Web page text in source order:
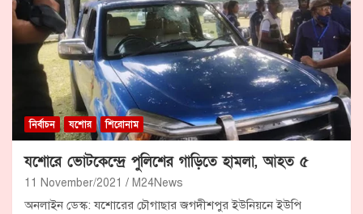
নির্বাচন যশোর শিরোনাম
যশোরে ভোটকেন্দ্রে পুলিশের গাড়িতে হামলা, আহত ৫
11 November/2021 M24News
অনলাইন ডেস্ক: যশোরের চৌগাছার জগদীশপুর ইউনিয়নে ইউপি